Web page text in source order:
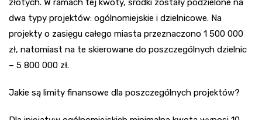
złotych. W ramach tej kwoty, środki zostały podzielone na
dwa typy projektów: ogólnomiejskie i dzielnicowe. Na
projekty o zasięgu całego miasta przeznaczono 1 500 000
zł, natomiast na te skierowane do poszczególnych dzielnic
– 5 800 000 zł.
Jakie są limity finansowe dla poszczególnych projektów?